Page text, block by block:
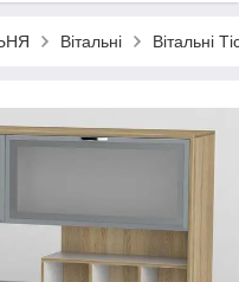
Вітальні Вітальні